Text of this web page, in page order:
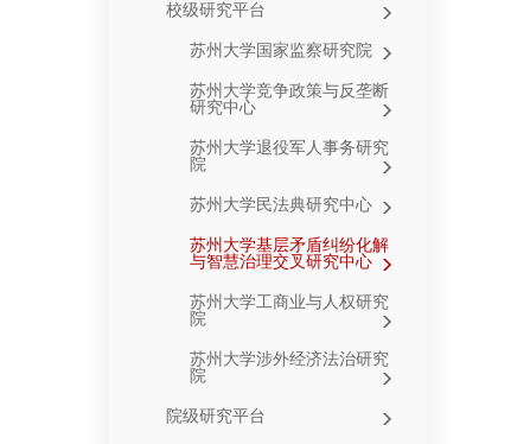
校级研究平台
苏州大学国家监察研究院
苏州大学竞争政策与反垄断
研究中心
苏州大学退役军人事务研究
院
苏州大学民法典研究中心
苏州大学基层矛盾纠纷化解
与智慧治理交叉研究中心
苏州大学工商业与人权研究
院
苏州大学涉外经济法治研究
院
院级研究平台